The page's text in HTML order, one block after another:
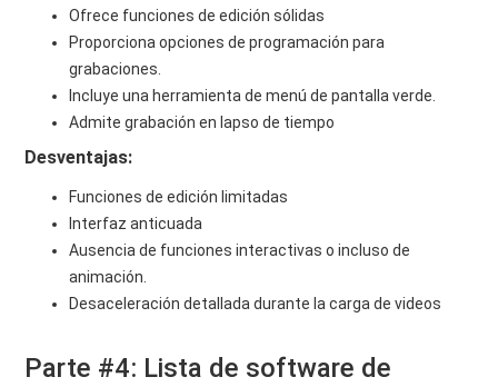
Ofrece funciones de edición sólidas
Proporciona opciones de programación para
grabaciones.
Incluye una herramienta de menú de pantalla verde.
Admite grabación en lapso de tiempo
Desventajas:
Funciones de edición limitadas
Interfaz anticuada
Ausencia de funciones interactivas o incluso de
animación.
Desaceleración detallada durante la carga de videos
Parte #4: Lista de software de